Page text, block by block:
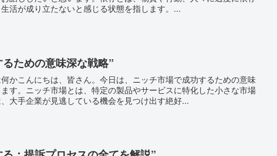
活が成り立たないと感じる状態を指します。...
ための意味深な戦略”
かこんにちは、皆さん。今日は、ニッチ市場で成功するための意味
す。ニッチ市場とは、特定の製品やサービスに特化した小さな市場
大手企業が見逃している機会を見つけ出す絶好...